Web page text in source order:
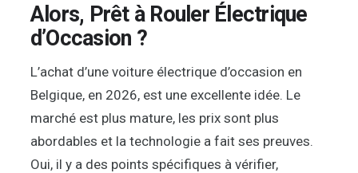
Alors, Prêt à Rouler Électrique
d’Occasion ?
L’achat d’une voiture électrique d’occasion en
Belgique, en 2026, est une excellente idée. Le
marché est plus mature, les prix sont plus
abordables et la technologie a fait ses preuves.
Oui, il y a des points spécifiques à vérifier,